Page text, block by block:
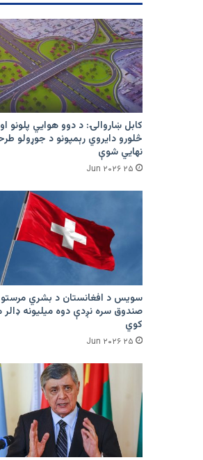
کابل ښاروالۍ: د دوو هوايي پلونو او
څلورو دایروي رېمپونو د جوړولو
نهایي شوې
۲۵ Jun ۲۰۲۶
سویس د افغانستان د بشري مرستو
صندوق سره نږدې دوه میلیونه ډالر
کوي
۲۵ Jun ۲۰۲۶